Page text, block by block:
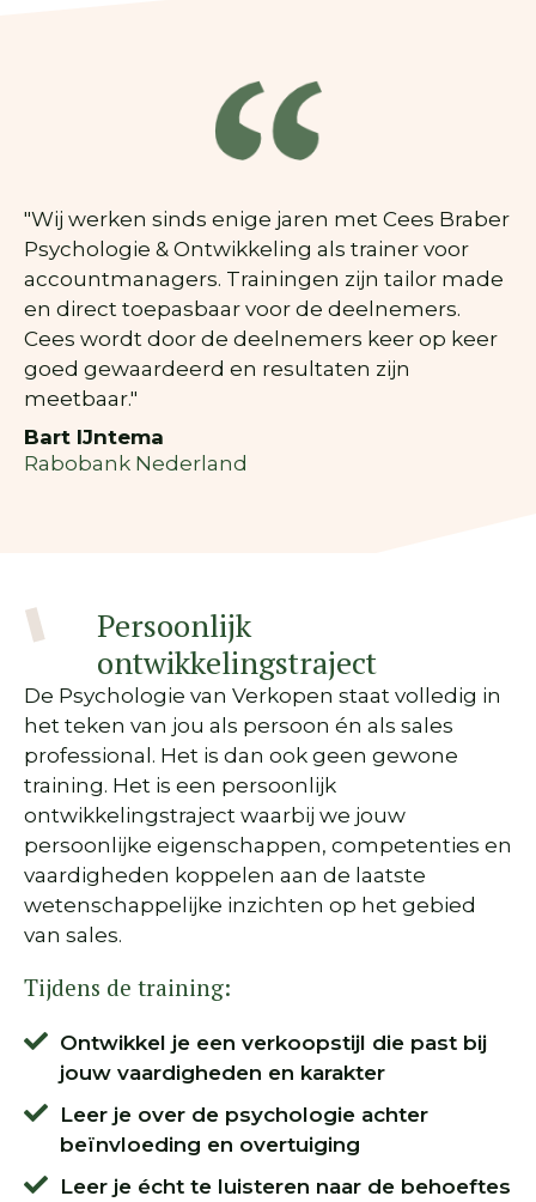
"Wij werken sinds enige jaren met Cees Braber
Psychologie & Ontwikkeling als trainer voor
accountmanagers. Trainingen zijn tailor made
en direct toepasbaar voor de deelnemers.
Cees wordt door de deelnemers keer op keer
goed gewaardeerd en resultaten zijn
meetbaar."
Bart IJntema
Rabobank Nederland
Persoonlijk
ontwikkelingstraject
De Psychologie van Verkopen staat volledig in
het teken van jou als persoon én als sales
professional. Het is dan ook geen gewone
training. Het is een persoonlijk
ontwikkelingstraject waarbij we jouw
persoonlijke eigenschappen, competenties en
vaardigheden koppelen aan de laatste
wetenschappelijke inzichten op het gebied
van sales.
Tijdens de training:
Ontwikkel je een verkoopstijl die past bij
jouw vaardigheden en karakter
Leer je over de psychologie achter
beïnvloeding en overtuiging
Leer je écht te luisteren naar de behoeftes